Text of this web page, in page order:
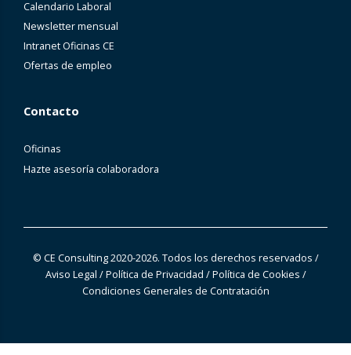
Calendario Laboral
Newsletter mensual
Intranet Oficinas CE
Ofertas de empleo
Contacto
Oficinas
Hazte asesoría colaboradora
© CE Consulting 2020-2026. Todos los derechos reservados /
Aviso Legal /Política de Privacidad /Política de Cookies /
Condiciones Generales de Contratación